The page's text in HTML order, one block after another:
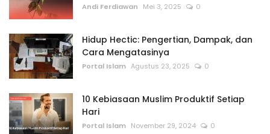
Andi Ferdiawan Mei 3, 2025 0
Hidup Hectic: Pengertian, Dampak, dan
Cara Mengatasinya
Portal Islam Agustus 23, 2025 0
10 Kebiasaan Muslim Produktif Setiap
Hari
Portal Islam November 29, 2024 0